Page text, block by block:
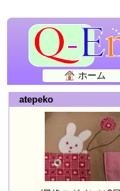
ホーム
atepeko